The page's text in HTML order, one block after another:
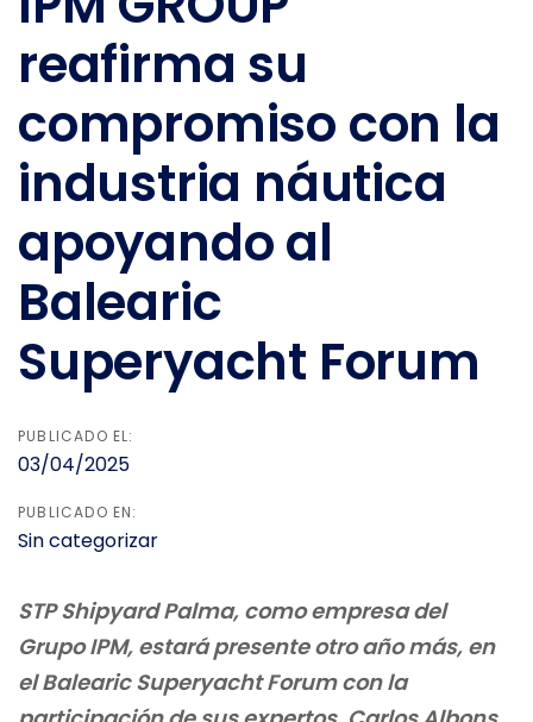
reafirma su
compromiso con la
industria náutica
apoyando al
Balearic
Superyacht Forum
PUBLICADO EL:
03/04/2025
PUBLICADO EN:
Sin categorizar
STP Shipyard Palma, como empresa del
Grupo IPM, estará presente otro año más, en
el Balearic Superyacht Forum con la